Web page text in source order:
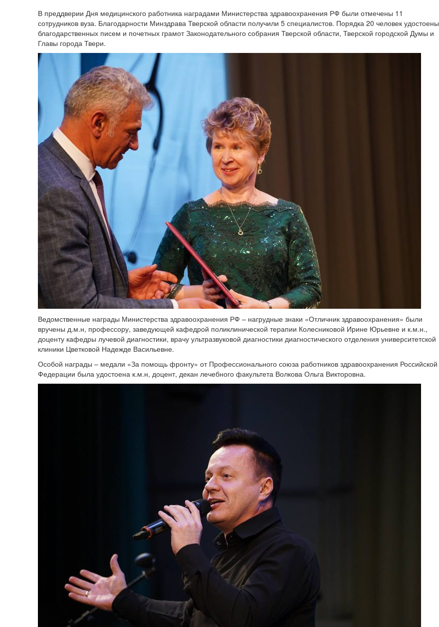
В преддверии Дня медицинского работника наградами Министерства здравоохранения РФ были отмечены 11
сотрудников вуза. Благодарности Минздрава Тверской области получили 5 специалистов. Порядка 20 человек удостоены
благодарственных писем и почетных грамот Законодательного собрания Тверской области, Тверской городской Думы и
Главы города Твери.
Ведомственные награды Министерства здравоохранения РФ – нагрудные знаки «Отличник здравоохранения» были
вручены д.м.н, профессору, заведующей кафедрой поликлинической терапии Колесниковой Ирине Юрьевне и к.м.н.,
доценту кафедры лучевой диагностики, врачу ультразвуковой диагностики диагностического отделения университетской
клиники Цветковой Надежде Васильевне.
Особой награды – медали «За помощь фронту» от Профессионального союза работников здравоохранения Российской
Федерации была удостоена к.м.н, доцент, декан лечебного факультета Волкова Ольга Викторовна.